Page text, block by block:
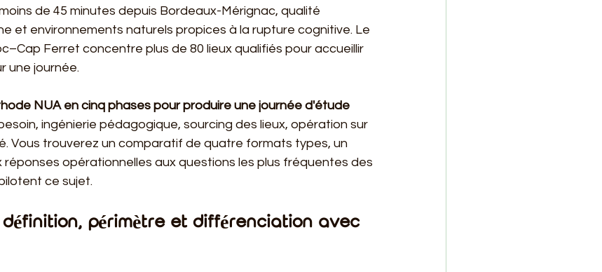
de 45 minutes depuis Bordeaux-Mérignac, qualité
et environnements naturels propices à la rupture cognitive. Le
Ferret concentre plus de 80 lieux qualifiés pour accueillir
une journée.
NUA en cinq phases pour produire une journée d'étude
ingénierie pédagogique, sourcing des lieux, opération sur
Vous trouverez un comparatif de quatre formats types, un
opérationnelles aux questions les plus fréquentes des
ce sujet.
définition, périmètre et différenciation avec